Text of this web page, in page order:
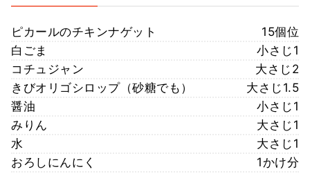
ピカールのチキンナゲット
15個位
白ごま
小さじ1
コチュジャン
大さじ2
きびオリゴシロップ（砂糖でも）
大さじ1.5
醤油
小さじ1
みりん
大さじ1
水
大さじ1
おろしにんにく
1かけ分